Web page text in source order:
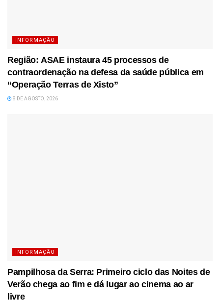
INFORMAÇÃO
Região: ASAE instaura 45 processos de
contraordenação na defesa da saúde pública em
“Operação Terras de Xisto”
8 DE AGOSTO, 2026
INFORMAÇÃO
Pampilhosa da Serra: Primeiro ciclo das Noites de
Verão chega ao fim e dá lugar ao cinema ao ar
livre